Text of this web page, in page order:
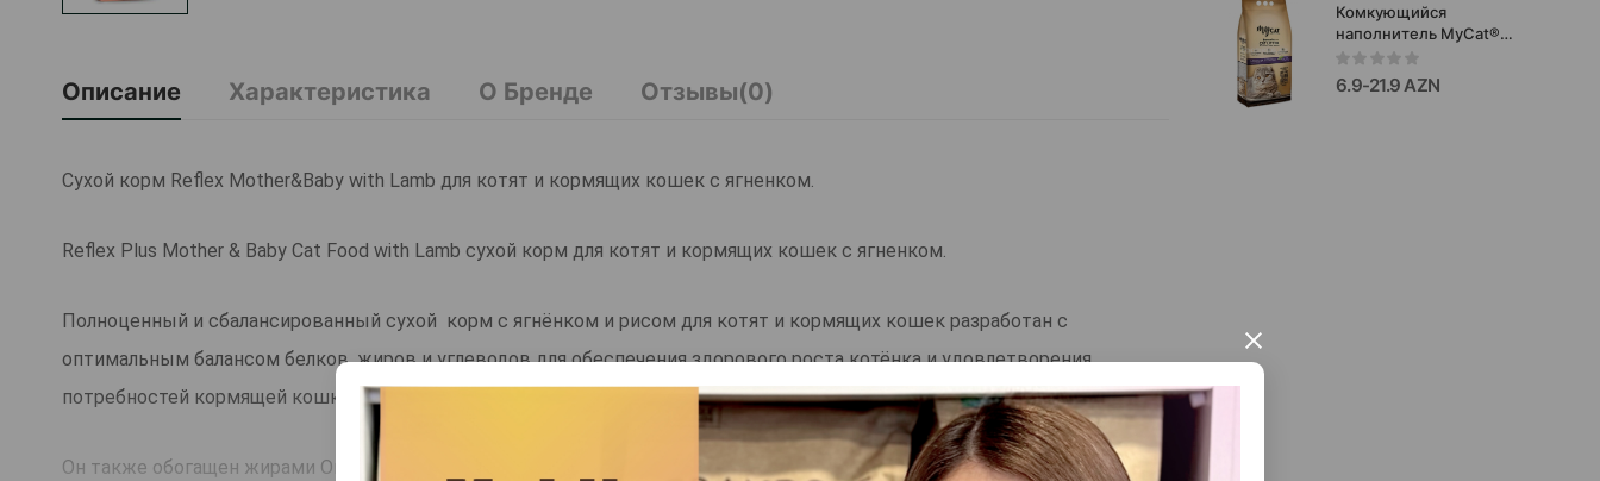
×
Описание Характеристика О Бренде Отзывы(0)
Сухой корм Reflex Mother&​​Baby with Lamb для котят и кормящих кошек с ягненком.
Reflex Plus Mother ​​&​​ Baby Cat Food with Lamb сухой корм для котят и кормящих кошек с ягненком.
Полноценный и сбалансированный сухой корм с ягнёнком и рисом для котят и кормящих кошек разработан с
оптимальным балансом белков, жиров и углеводов для обеспечения здорового роста котёнка и удовлетворения
потребностей кормящей кошки.
Он также обогащен жирами Омега-3 и необходимыми минералами и витаминами, способствующими здоровому обмену
Комкующийся
наполнитель MyCat®
для кошачьего туалета
с ароматом лаванды
6.9-21.9 AZN